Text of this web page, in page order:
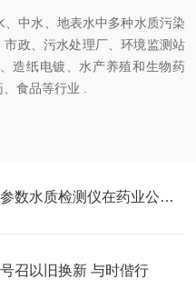
中水、地表水中多种水质污染
政、污水处理厂、环境监测站
造纸电镀、水产养殖和生物药
食品等行业 .
【国产好仪器】多参数水质检测仪在药业公司的应用
召以旧换新 与时偕行